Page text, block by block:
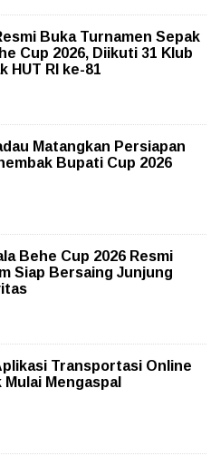
Buka Turnamen Sepak
Cup 2026, Diikuti 31 Klub
HUT RI ke-81
Matangkan Persiapan
Bupati Cup 2026
Behe Cup 2026 Resmi
Siap Bersaing Junjung
Transportasi Online
Mengaspal